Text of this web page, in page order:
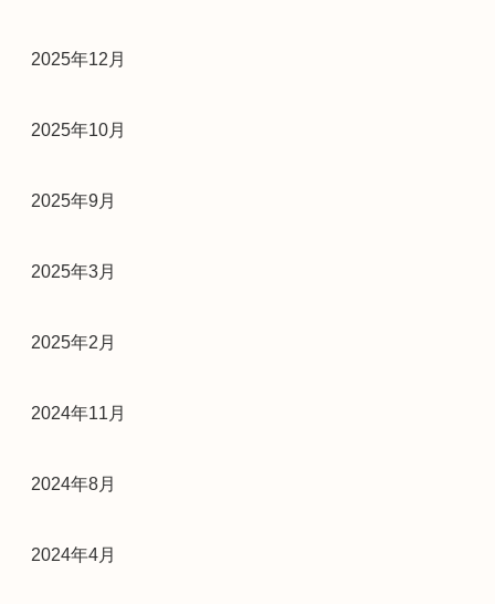
2025年12月
2025年10月
2025年9月
2025年3月
2025年2月
2024年11月
2024年8月
2024年4月